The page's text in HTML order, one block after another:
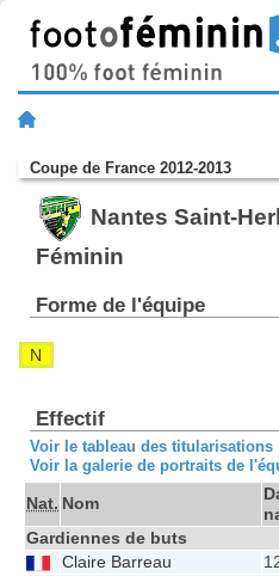
Coupe de France 2012-2013
Nantes Saint-
Féminin
Forme de l'équipe
N
Effectif
Voir le tableau des titularisations
Voir la galerie de portraits de
Nat. Nom
Gardiennes de buts
Claire Barreau